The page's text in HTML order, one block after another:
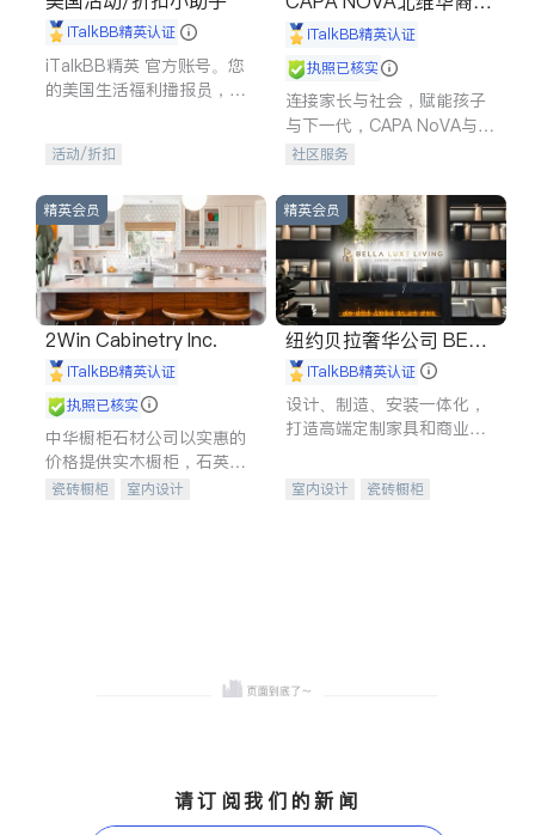
iTalkBB精英认证
iTalkBB精英 官方账号。您
的美国生活福利播报员，精
专属福利。
活动/折扣
长会iTalkBB精英认证
执照已核实
连接家长与社会，赋能孩子
与下一代，CAPA NoVA与您
携手建设包容、公平、充满
社区服务
精英会员
2Win Cabinetry Inc.
iTalkBB精英认证
执照已核实
中华橱柜石材公司以实惠的
价格提供实木橱柜，石英石
台面，多种优质不锈钢水
瓷砖橱柜
室内设计
精英会员
纽约贝拉奢华公司 BELL
A LUXE
iTalkBB精英认证
设计、制造、安装一体化，
打造高端定制家具和商业空
室内设计
瓷砖橱柜
请订阅我们的新闻